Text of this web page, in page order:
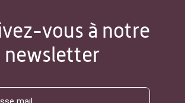
vous à notre
newsletter